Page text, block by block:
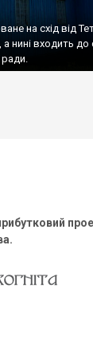
на схід від
нині входить до
ради.